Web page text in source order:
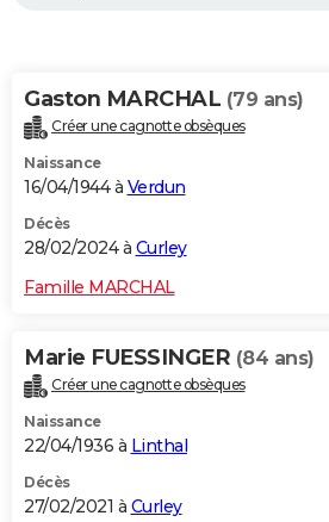
Alimentation
Guide de la santé
Maladies
Médicaments
Sommeil
VOYAGE
Destinations
City break
Voyage nature
Voyage de noces
Forum
Climat
+PHOTO
GUIDES D'ACHAT
Carte de Noël
Carte Bonne année
Carte Saint-Valentin
Carte Pâques
Carte d'anniversaire
DICTIONNAIRE
Dictionnaire
Biographies
Citations
Expressions
Proverbes
PROGRAMME TV
S'inscrire
Se connecter
Lycées
Collèges
Primaires
Universités
Entreprises
Service militaire
Avis de recherche
AVIS DE DÉCÈS
Gaston MARCHAL (79 ans)
Créer une cagnotte obsèques
Naissance
16/04/1944 à Verdun
Décès
28/02/2024 à Curley
Famille MARCHAL
Marie FUESSINGER (84 ans)
Créer une cagnotte obsèques
Naissance
22/04/1936 à Linthal
Décès
27/02/2021 à Curley